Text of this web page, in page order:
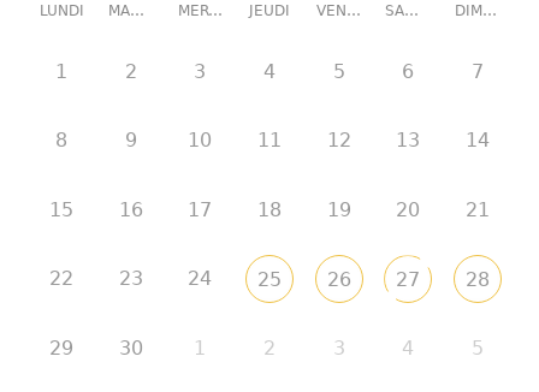
LUNDI MARDI MERCREDI JEUDI VENDREDI SAMEDI DIMANCHE
1 2 3 4 5 6 7
8 9 10 11 12 13 14
15 16 17 18 19 20 21
22 23 24 25 26 27 28
29 30 1 2 3 4 5